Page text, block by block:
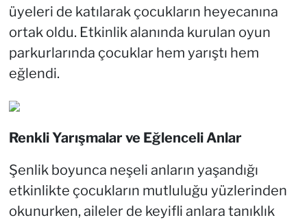
üyeleri de katılarak çocukların heyecanına
ortak oldu. Etkinlik alanında kurulan oyun
parkurlarında çocuklar hem yarıştı hem
eğlendi.
Renkli Yarışmalar ve Eğlenceli Anlar
Şenlik boyunca neşeli anların yaşandığı
etkinlikte çocukların mutluluğu yüzlerinden
okunurken, aileler de keyifli anlara tanıklık